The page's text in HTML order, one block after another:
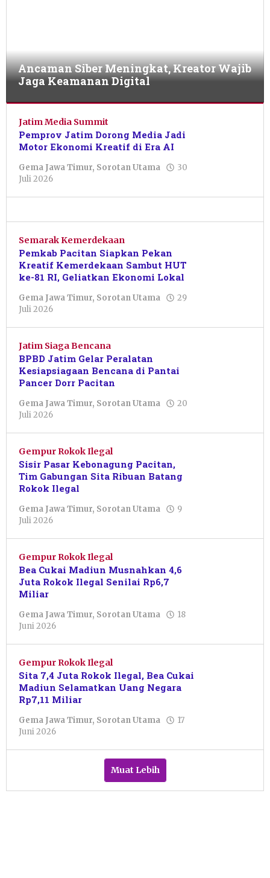
Ancaman Siber Meningkat, Kreator Wajib
Jaga Keamanan Digital
Jawa
Timur,
Sorotan
Pacitanku
Jatim Media Summit
Pemprov Jatim Dorong Media Jadi
Motor Ekonomi Kreatif di Era AI
Gema Jawa Timur, Sorotan Utama
30
Juli 2026
Purnawan
Semarak Kemerdekaan
Pemkab Pacitan Siapkan Pekan
Kreatif Kemerdekaan Sambut HUT
ke-81 RI, Geliatkan Ekonomi Lokal
Gema Jawa Timur, Sorotan Utama
29
Juli 2026
Primanto
Jatim Siaga Bencana
BPBD Jatim Gelar Peralatan
Kesiapsiagaan Bencana di Pantai
Pancer Dorr Pacitan
Gema Jawa Timur, Sorotan Utama
20
Juli 2026
Primanto
Gempur Rokok Ilegal
Sisir Pasar Kebonagung Pacitan,
Tim Gabungan Sita Ribuan Batang
Rokok Ilegal
Gema Jawa Timur, Sorotan Utama
9
Juli 2026
Tondo
Gempur Rokok Ilegal
Bea Cukai Madiun Musnahkan 4,6
Juta Rokok Ilegal Senilai Rp6,7
Miliar
Gema Jawa Timur, Sorotan Utama
18
Juni 2026
Primanto
Gempur Rokok Ilegal
Sita 7,4 Juta Rokok Ilegal, Bea Cukai
Madiun Selamatkan Uang Negara
Rp7,11 Miliar
Gema Jawa Timur, Sorotan Utama
17
Juni 2026
Primanto
Muat Lebih